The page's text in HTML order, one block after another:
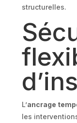
structurelles.
L’ancrage
les